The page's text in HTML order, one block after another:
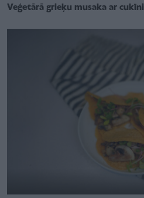
Veģetārā grieķu musaka ar cukīni